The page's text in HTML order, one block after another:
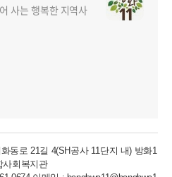
사는 행복한 지역사
동로 21길 4(SH공사 11단지 내) 방화1
사회복지관